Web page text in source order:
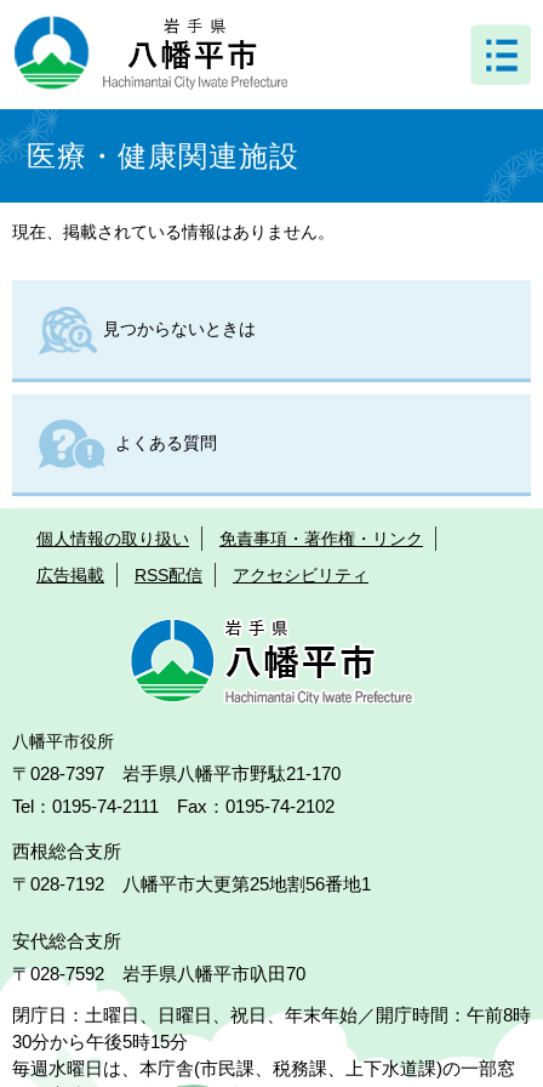
ー
ジ
先
頭
で
ニ
ュ
を
飛
ば
本
文 医療・健康関連施設
現在、掲載されている情報はありません。
見つからないときは
よくある質問
個人情報の取り扱い
免責事項・著作権・リンク
広告掲載
RSS配信 アクセシビリティ
八幡平市役所
〒028-7397 岩手県八幡平市野駄21-170
Tel：0195-74-2111 Fax：0195-74-2102
西根総合支所
〒028-7192
八幡平市大更第25地割56番地1
安代総合支所
〒028-7592
岩手県八幡平市叺田70
閉庁日：土曜日、日曜日、祝日、年末年始／開庁時間：午前8時
30分から午後5時15分
毎週水曜日は、本庁舎(市民課、税務課、上下水道課)の一部窓